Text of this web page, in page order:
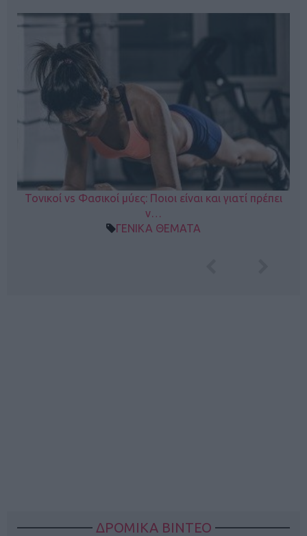
Τονικοί vs Φασικοί μύες: Ποιοι είναι και γιατί πρέπει
ν…
ΓΕΝΙΚΑ ΘΕΜΑΤΑ
ΔΡΟΜΙΚΑ ΒΙΝΤΕΟ